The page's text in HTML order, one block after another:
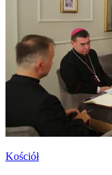
Kościół